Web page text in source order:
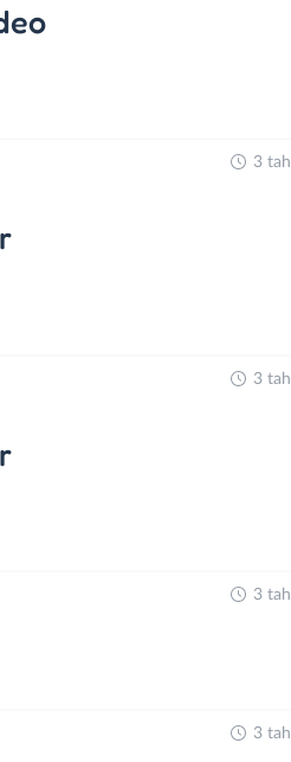
3
3
3
3